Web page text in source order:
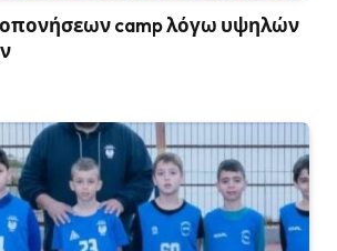
camp λόγω υψηλών